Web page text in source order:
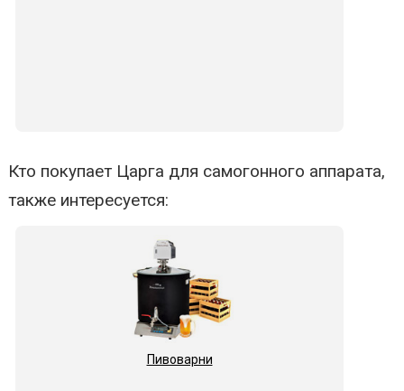
Кто покупает Царга для самогонного аппарата,
также интересуется:
Пивоварни